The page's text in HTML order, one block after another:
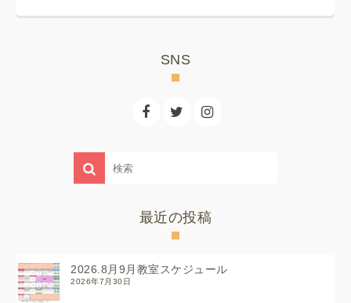
SNS
最近の投稿
2026.8月9月教室スケジュール
2026年7月30日